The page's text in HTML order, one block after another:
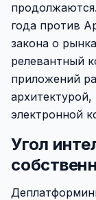
года против
закона о
релевантный
приложений
электронной
Угол